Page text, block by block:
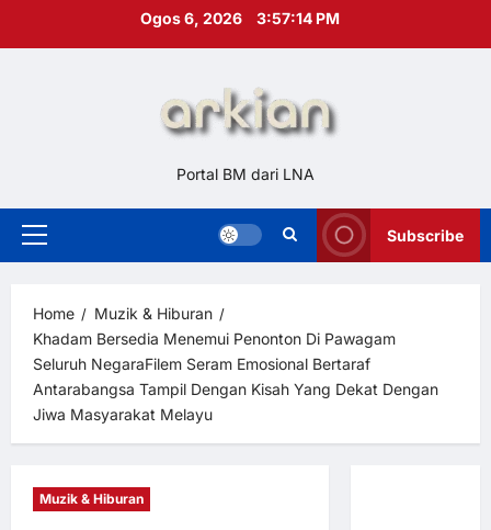
Ogos 6, 2026 3:57:15 PM
Portal BM dari LNA
Primary
Subscribe
Home
Muzik & Hiburan
Khadam Bersedia Menemui Penonton Di Pawagam
Seluruh NegaraFilem Seram Emosional Bertaraf
Antarabangsa Tampil Dengan Kisah Yang Dekat Dengan
Jiwa Masyarakat Melayu
Muzik & Hiburan